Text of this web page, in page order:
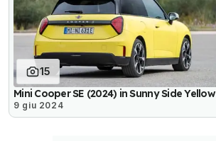
15
Mini Cooper SE (2024) in Sunny Side Yellow
9 giu 2024